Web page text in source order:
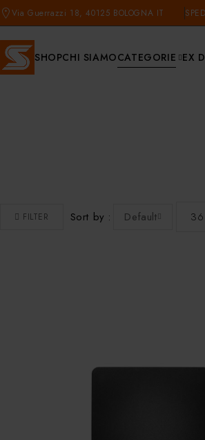
Via Guerrazzi 18, 40125 BOLOGNA IT
SHOPCHI SIAMOCATEGORIE EX
FILTER Sort by Default